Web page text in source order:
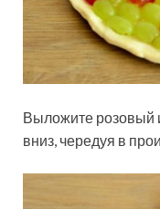
Выложите розовый
вниз, чередуя в